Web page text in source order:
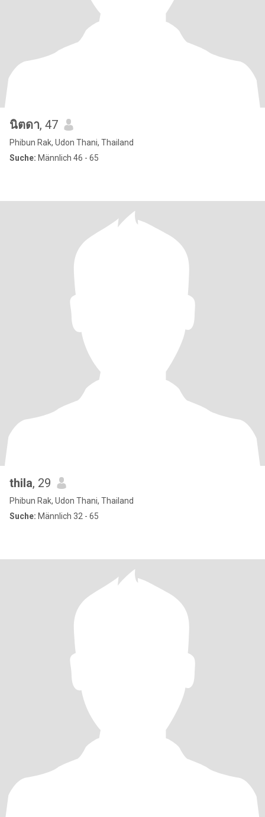
นิตดา, 47
Phibun Rak, Udon Thani, Thailand
Suche: Männlich 46 - 65
thila, 29
Phibun Rak, Udon Thani, Thailand
Suche: Männlich 32 - 65